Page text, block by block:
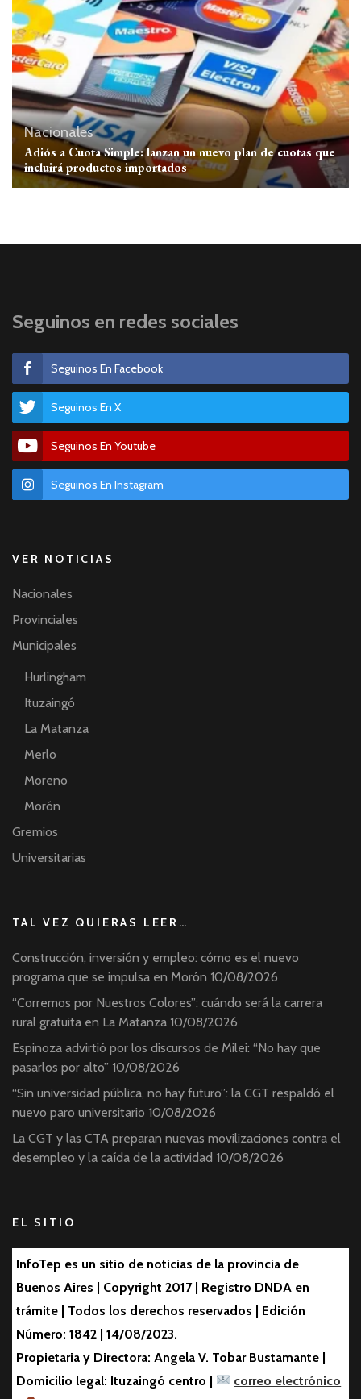
Nacionales
Adiós a Cuota Simple: lanzan un nuevo plan de cuotas que
incluirá productos importados
Seguinos en redes sociales
Seguinos En Facebook
Seguinos En X
Seguinos En Youtube
Seguinos En Instagram
VER NOTICIAS
Nacionales
Provinciales
Municipales
Hurlingham
Ituzaingó
La Matanza
Merlo
Moreno
Morón
Gremios
Universitarias
TAL VEZ QUIERAS LEER…
Construcción, inversión y empleo: cómo es el nuevo
programa que se impulsa en Morón 10/08/2026
“Corremos por Nuestros Colores”: cuándo será la carrera
rural gratuita en La Matanza 10/08/2026
Espinoza advirtió por los discursos de Milei: “No hay que
pasarlos por alto” 10/08/2026
“Sin universidad pública, no hay futuro”: la CGT respaldó el
nuevo paro universitario 10/08/2026
La CGT y las CTA preparan nuevas movilizaciones contra el
desempleo y la caída de la actividad 10/08/2026
EL SITIO
InfoTep es un sitio de noticias de la provincia de
Buenos Aires | Copyright 2017 | Registro DNDA en
trámite | Todos los derechos reservados | Edición
Número: 1842 | 14/08/2023.
Propietaria y Directora: Angela V. Tobar Bustamante |
Domicilio legal: Ituzaingó centro |
correo electrónico